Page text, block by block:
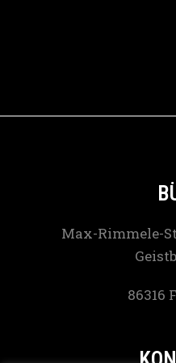
Max-Rimmele-
86316